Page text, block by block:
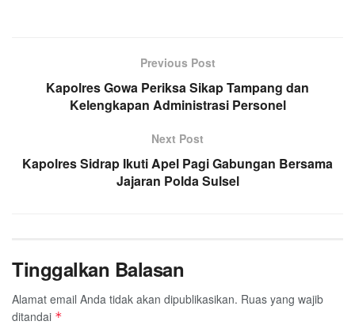
Previous Post
Kapolres Gowa Periksa Sikap Tampang dan
Kelengkapan Administrasi Personel
Next Post
Kapolres Sidrap Ikuti Apel Pagi Gabungan Bersama
Jajaran Polda Sulsel
Tinggalkan Balasan
Alamat email Anda tidak akan dipublikasikan. Ruas yang wajib
ditandai *